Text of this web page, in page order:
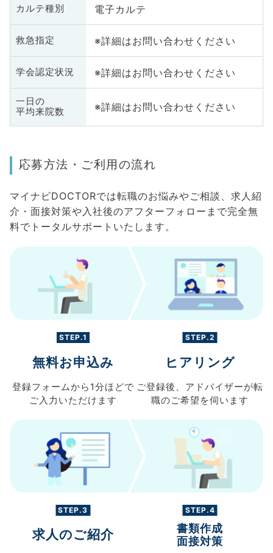
カルテ種別 電子カルテ
救急指定 ※詳細はお問い合わせください
学会認定状況 ※詳細はお問い合わせください
一日の
平均来院数
※詳細はお問い合わせください
応募方法・ご利用の流れ
マイナビDOCTORでは転職のお悩みやご相談、求人紹
介・面接対策や入社後のアフターフォローまで完全無
料でトータルサポートいたします。
STEP.1
無料お申込み
登録フォームから 1分ほどで
ご入力 いただけます
STEP.2
ヒアリング
ご登録後、 アドバイザーが転
職のご希望を伺います
STEP.3
求人のご紹介
STEP.4
書類作成
面接対策